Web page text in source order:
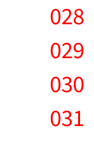
028
029
030
031